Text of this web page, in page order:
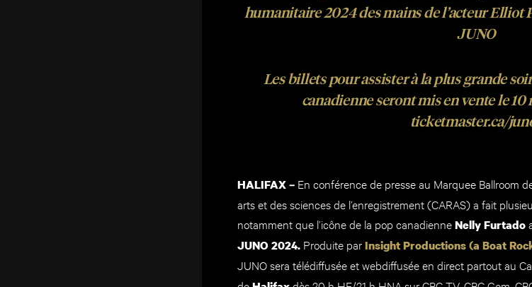
humanitaire 2024 des mains de l’acteur Elliot
JUNO
Les billets pour assister à la plus grande
canadienne seront mis en vente le 10
ticketmaster.ca/
HALIFAX – En conférence de presse au Marquee Ballroom
arts et des sciences de l’enregistrement (CARAS) a fait
notamment que l’icône de la pop canadienneNelly Furtado
JUNO 2024. Produite parInsight Productions (a Boat
JUNO sera télédiffusée et webdiffusée en direct partout au